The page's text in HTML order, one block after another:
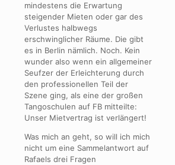
mindestens die Erwartung
steigender Mieten oder gar des
Verlustes halbwegs
erschwinglicher Räume. Die gibt
es in Berlin nämlich. Noch. Kein
wunder also wenn ein allgemeiner
Seufzer der Erleichterung durch
den professionellen Teil der
Szene ging, als eine der großen
Tangoschulen auf FB mitteilte:
Unser Mietvertrag ist verlängert!
Was mich an geht, so will ich mich
nicht um eine Sammelantwort auf
Rafaels drei Fragen